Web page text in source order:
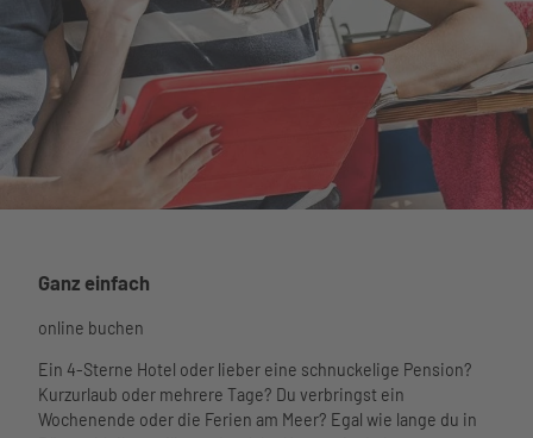
Veranstaltungen
Veranstaltungen im
Überblick
der
Highlights
buchen
Büsum
Alles auf
einen
Führunge
im Ort
Essen
und
Aktivitäten im
museum am
meer
Kino
Tourist-
Informa
tion
eiten und
Preise
Wellenbad
Service
Unser
Service
Ganz einfach
online buchen
Ein 4-Sterne Hotel oder lieber eine schnuckelige Pension?
Kurzurlaub oder mehrere Tage? Du verbringst ein
Wochenende oder die Ferien am Meer? Egal wie lange du in